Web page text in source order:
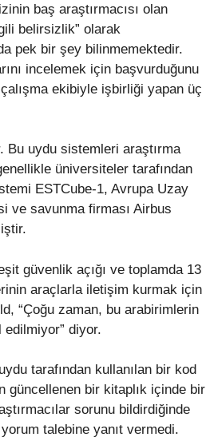
baş araştırmacısı olan
belirsizlik” olarak
pek bir şey bilinmemektedir.
incelemek için başvurduğunu
ekibiyle işbirliği yapan üç
Bu uydu sistemleri araştırma
üniversiteler tarafından
ESTCube-1, Avrupa Uzay
ve savunma firması Airbus
güvenlik açığı ve toplamda 13
araçlarla iletişim kurmak için
“Çoğu zaman, bu arabirimlerin
diyor.
tarafından kullanılan bir kod
güncellenen bir kitaplık içinde bir
sorunu bildirdiğinde
talebine yanıt vermedi.